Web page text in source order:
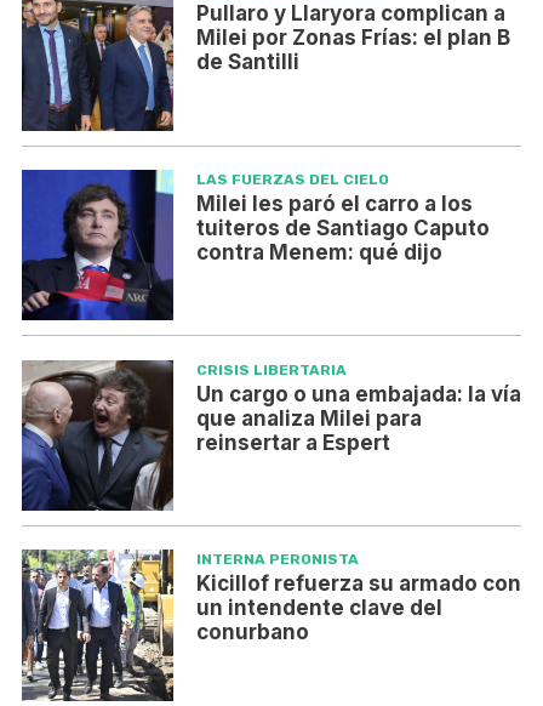
Pullaro y Llaryora complican a
Milei por Zonas Frías: el plan B
de Santilli
LAS FUERZAS DEL CIELO
Milei les paró el carro a los
tuiteros de Santiago Caputo
contra Menem: qué dijo
CRISIS LIBERTARIA
Un cargo o una embajada: la vía
que analiza Milei para
reinsertar a Espert
INTERNA PERONISTA
Kicillof refuerza su armado con
un intendente clave del
conurbano